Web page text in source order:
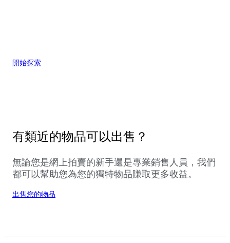
開始探索
有類近的物品可以出售？
無論您是網上拍賣的新手還是專業銷售人員，我們
都可以幫助您為您的獨特物品賺取更多收益。
出售您的物品